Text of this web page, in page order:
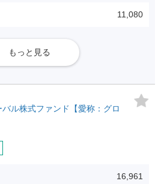
11,080
もっと見る
ル株式ファンド【愛称：グロ
16,961